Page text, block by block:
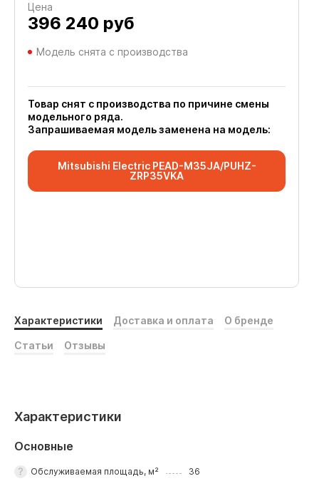
Цена
396 240 руб
Модель снята с производства
Товар снят с производства по причине смены
модельного ряда.
Запрашиваемая модель заменена на модель:
Mitsubishi Electric PEAD-M35JA/PUHZ-
ZRP35VKA
Характеристики Доставка и оплата О бренде
Статьи Отзывы
Характеристики
Основные
Обслуживаемая площадь, м² 36